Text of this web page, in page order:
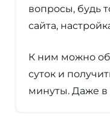
вопросы, будь
сайта,
К ним можно
суток и
минуты. Даже